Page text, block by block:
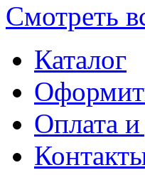
Смотреть
Каталог
Оплата